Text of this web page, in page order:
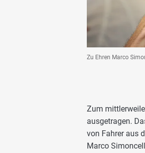
Zu Ehren Marco
Zum
ausgetragen.
von Fahrer aus
Marco